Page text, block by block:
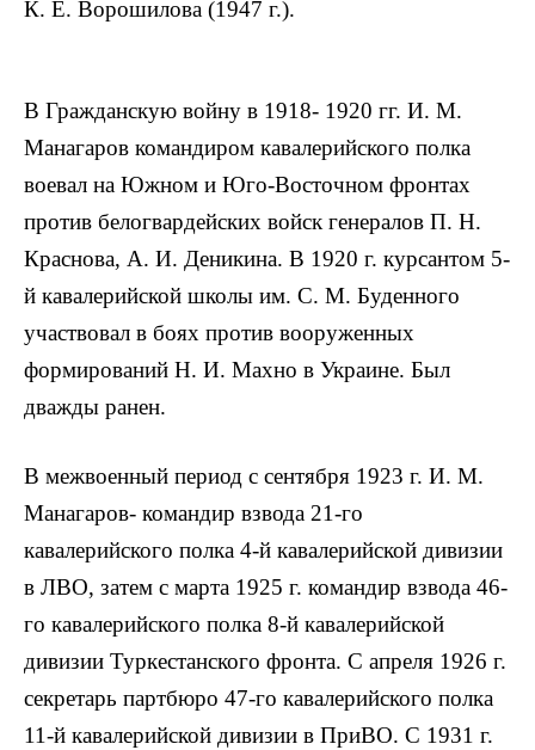
К. Е. Ворошилова (1947 г.).
В Гражданскую войну в 1918- 1920 гг. И. М.
Манагаров командиром кавалерийского полка
воевал на Южном и Юго-Восточном фронтах
против белогвардейских войск генералов П. Н.
Краснова, А. И. Деникина. В 1920 г. курсантом 5-
й кавалерийской школы им. С. М. Буденного
участвовал в боях против вооруженных
формирований Н. И. Махно в Украине. Был
дважды ранен.
В межвоенный период с сентября 1923 г. И. М.
Манагаров- командир взвода 21-го
кавалерийского полка 4-й кавалерийской дивизии
в ЛВО, затем с марта 1925 г. командир взвода 46-
го кавалерийского полка 8-й кавалерийской
дивизии Туркестанского фронта. С апреля 1926 г.
секретарь партбюро 47-го кавалерийского полка
11-й кавалерийской дивизии в ПриВО. С 1931 г.